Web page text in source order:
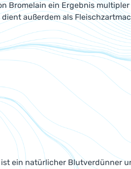
Bromelain ein Ergebnis multipler
außerdem als
ein natürlicher Blutverdünner